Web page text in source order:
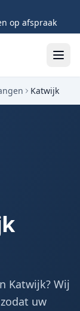
op afspraak
Katwijk
Katwijk? Wij
uw